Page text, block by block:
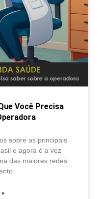
Você Precisa
sobre as principais
e agora é a vez
das maiores redes
»